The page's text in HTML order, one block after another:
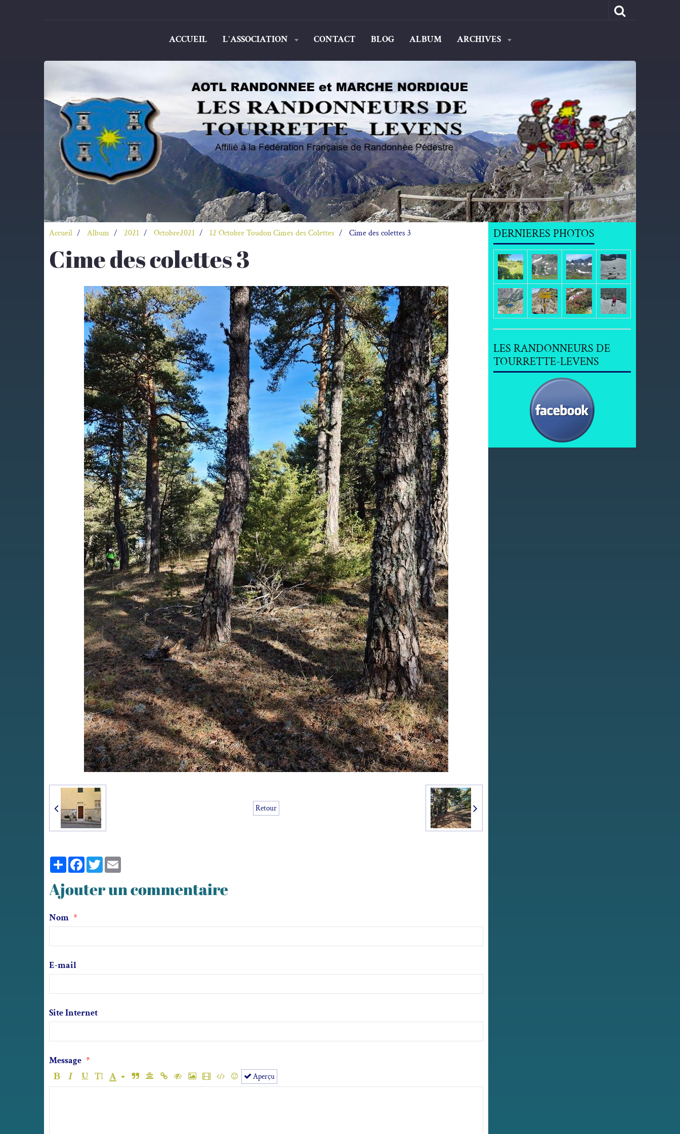
ACCUEIL L'ASSOCIATION CONTACT BLOG ALBUM ARCHIVES
Accueil Album 2021 Octobre2021 12 Octobre Toudon Cimes des Colettes Cime des colettes 3
Cime des colettes 3
Retour
PartagerFacebook
Twitter
Ajouter un commentaire
Nom
E-mail
Site Internet
Message
Aperçu
DERNIERES PHOTOS
LES RANDONNEURS DE
TOURRETTE-LEVENS